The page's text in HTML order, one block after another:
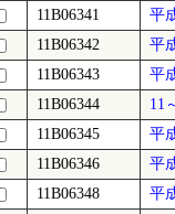
11B06341
平
11B06342
平
11B06343
平
11B06344
11
11B06345
平
11B06346
平
11B06348
平